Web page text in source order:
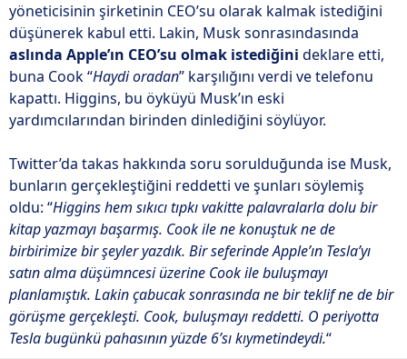
yöneticisinin şirketinin CEO’su olarak kalmak istediğini
düşünerek kabul etti. Lakin, Musk sonrasındasında
aslında Apple’ın CEO’su olmak istediğini deklare etti,
buna Cook “Haydi oradan” karşılığını verdi ve telefonu
kapattı. Higgins, bu öyküyü Musk’ın eski
yardımcılarından birinden dinlediğini söylüyor.
Twitter’da takas hakkında soru sorulduğunda ise Musk,
bunların gerçekleştiğini reddetti ve şunları söylemiş
oldu: “Higgins hem sıkıcı tıpkı vakitte palavralarla dolu bir
kitap yazmayı başarmış. Cook ile ne konuştuk ne de
birbirimize bir şeyler yazdık. Bir seferinde Apple’ın Tesla’yı
satın alma düşümncesi üzerine Cook ile buluşmayı
planlamıştık. Lakin çabucak sonrasında ne bir teklif ne de bir
görüşme gerçekleşti. Cook, buluşmayı reddetti. O periyotta
Tesla bugünkü pahasının yüzde 6’sı kıymetindeydi.“